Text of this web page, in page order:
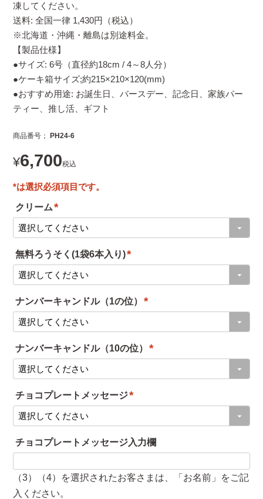
凍してください。
送料: 全国一律 1,430円（税込）
※北海道・沖縄・離島は別途料金。
【製品仕様】
●サイズ: 6号（直径約18cm / 4～8人分）
●ケーキ箱サイズ;約215×210×120(mm)
●おすすめ用途: お誕生日、バースデー、記念日、家族パー
ティー、推し活、ギフト
商品番号 PH24-6
¥6,700税込
クリーム
(
必
須
)
無料ろうそく(1袋6本入り)
必
須
ナンバーキャンドル（1の位）
必
須
ナンバーキャンドル（10の位）
必
チョコプレートメッセージ
必
須
チョコプレートメッセージ入力欄
（3）（4）を選択されたお客さまは、「お名前」をご記
入ください。